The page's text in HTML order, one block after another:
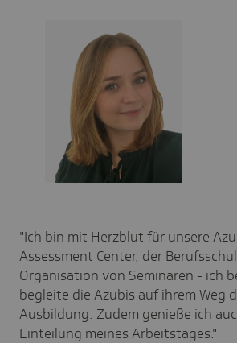
"Ich bin mit Herzblut für unsere
Assessment Center, der
Organisation von Seminaren - ich
begleite die Azubis auf ihrem Weg
Ausbildung. Zudem genieße ich
Einteilung meines Arbeitstages."